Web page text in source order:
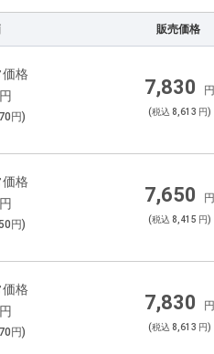
販売価格
格
円
円)
7,830 円
(税込 8,613 円)
格
円
円)
7,650 円
(税込 8,415 円)
格
円
円)
7,830 円
(税込 8,613 円)